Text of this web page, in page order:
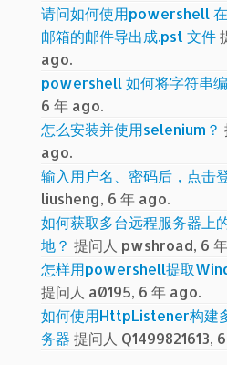
请问如何使用powershell
邮箱的邮件导出成.pst 文件
ago.
powershell 如何将字符串
6 年 ago.
怎么安装并使用selenium？
ago.
输入用户名、密码后，点击
liusheng, 6 年 ago.
如何获取多台远程服务器上
地？ 提问人 pwshroad, 6
怎样用powershell提取
提问人 a0195, 6 年 ago.
如何使用HttpListener构建
务器 提问人 Q1499821613,